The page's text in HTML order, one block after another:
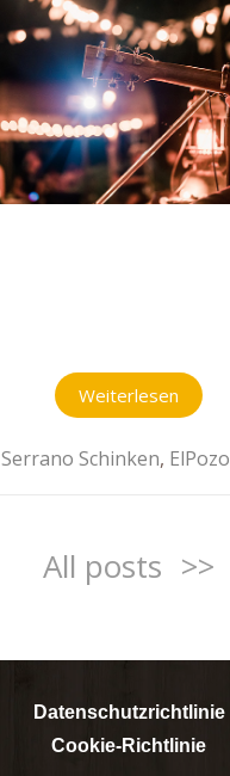
Weiterlesen
Serrano Schinken, ElPozo
All posts >>
Datenschutzrichtlinie
Cookie-Richtlinie